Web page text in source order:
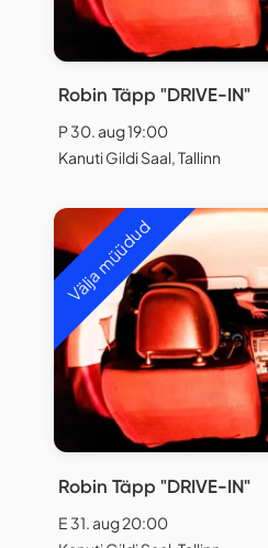
Robin Täpp "DRIVE-IN"
P 30. aug 19:00
Kanuti Gildi Saal, Tallinn
Välja müüdud
Robin Täpp "DRIVE-IN"
E 31. aug 20:00